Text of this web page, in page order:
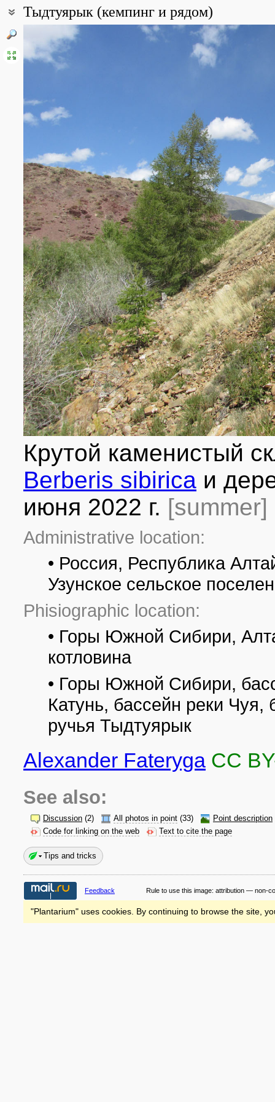
Тыдтуярык (кемпинг и рядом)
50° 04′ 25″ N, 88° 25′ 12″ E (view at maps of Google
All photos (182)
Крутой каменистый
Berberis sibirica и
июня 2022 г. [summer]
Administrative location:
• Россия, Республика
Узунское сельское
Phisiographic location:
• Горы Южной Сибири,
котловина
• Горы Южной Сибири,
Катунь, бассейн реки
ручья Тыдтуярык
Alexander Fateryga CC
See also:
Discussion (2) All photos in point (33)
Point description
Code for linking on the web
Text to cite the page
Tips and tricks
Feedback Rule to use this image: attribution — non-
"Plantarium" uses cookies. By continuing to browse the site,